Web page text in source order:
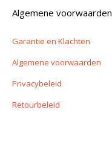
Algemene voorwaarden
Garantie en Klachten
Algemene voorwaarden
Privacybeleid
Retourbeleid